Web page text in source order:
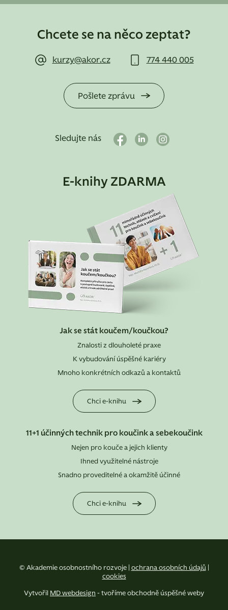
Chcete se na něco zeptat?
kurzy@akor.cz 774 440 005
Pošlete zprávu
Sledujte nás
E-knihy ZDARMA
Jak se stát koučem/koučkou?
Znalosti z dlouholeté praxe
K vybudování úspěšné kariéry
Mnoho konkrétních odkazů a kontaktů
Chci e-knihu
11+1 účinných technik pro koučink a sebekoučink
Nejen pro kouče a jejich klienty
Ihned využitelné nástroje
Snadno proveditelné a okamžitě účinné
Chci e-knihu
© Akademie osobnostního rozvoje | ochrana osobních údajů
cookies
Vytvořil MD webdesign - tvoříme obchodně úspěšné weby